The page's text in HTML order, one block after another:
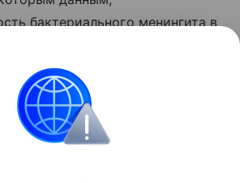
бактериального менингита в
менингиты встречаются в три
мире глобальная
маловероятна.